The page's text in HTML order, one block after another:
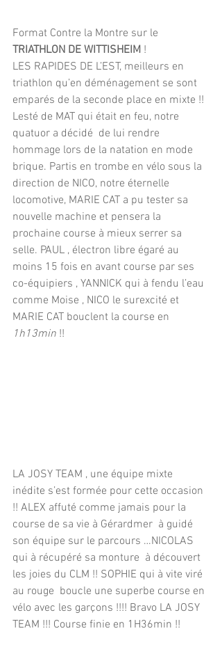
Format Contre la Montre sur le
TRIATHLON DE WITTISHEIM !
LES RAPIDES DE L’EST, meilleurs en
triathlon qu’en déménagement se sont
emparés de la seconde place en mixte !!
Lesté de MAT qui était en feu, notre
quatuor a décidé  de lui rendre
hommage lors de la natation en mode
brique. Partis en trombe en vélo sous la
direction de NICO, notre éternelle
locomotive, MARIE CAT a pu tester sa
nouvelle machine et pensera la
prochaine course à mieux serrer sa
selle. PAUL , électron libre égaré au
moins 15 fois en avant course par ses
co-équipiers , YANNICK qui à fendu l’eau
comme Moise , NICO le surexcité et
MARIE CAT bouclent la course en
1h13min !!
LA JOSY TEAM , une équipe mixte
inédite s’est formée pour cette occasion
!! ALEX affuté comme jamais pour la
course de sa vie à Gérardmer  à guidé
son équipe sur le parcours …NICOLAS
qui à récupéré sa monture  à découvert
les joies du CLM !! SOPHIE qui à vite viré
au rouge  boucle une superbe course en
vélo avec les garçons !!!! Bravo LA JOSY
TEAM !!! Course finie en 1H36min !!